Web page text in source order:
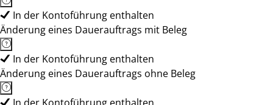
In der Kontoführung enthalten
Änderung eines Dauerauftrags mit Beleg
In der Kontoführung enthalten
Änderung eines Dauerauftrags ohne Beleg